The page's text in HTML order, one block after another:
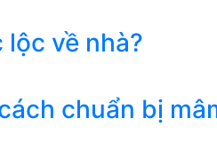
lộc về nhà?
chuẩn bị